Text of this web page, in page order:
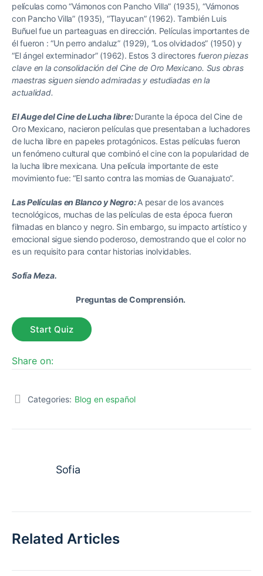
películas como “Vámonos con Pancho Villa” (1935), “Vámonos
con Pancho Villa” (1935), “Tlayucan” (1962). También Luis
Buñuel fue un parteaguas en dirección. Películas importantes de
él fueron : “Un perro andaluz” (1929), “Los olvidados” (1950) y
“El ángel exterminador” (1962). Estos 3 directores fueron piezas
clave en la consolidación del Cine de Oro Mexicano. Sus obras
maestras siguen siendo admiradas y estudiadas en la
actualidad.
El Auge del Cine de Lucha libre: Durante la época del Cine de
Oro Mexicano, nacieron películas que presentaban a luchadores
de lucha libre en papeles protagónicos. Estas películas fueron
un fenómeno cultural que combinó el cine con la popularidad de
la lucha libre mexicana. Una película importante de este
movimiento fue: “El santo contra las momias de Guanajuato”.
Las Películas en Blanco y Negro: A pesar de los avances
tecnológicos, muchas de las películas de esta época fueron
filmadas en blanco y negro. Sin embargo, su impacto artístico y
emocional sigue siendo poderoso, demostrando que el color no
es un requisito para contar historias inolvidables.
Sofía Meza.
Preguntas de Comprensión.
Share on:
Categories: Blog en español
Sofia
Related Articles